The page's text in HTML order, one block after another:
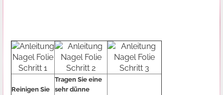
Reinigen Sie
Tragen Sie eine
sehr dünne